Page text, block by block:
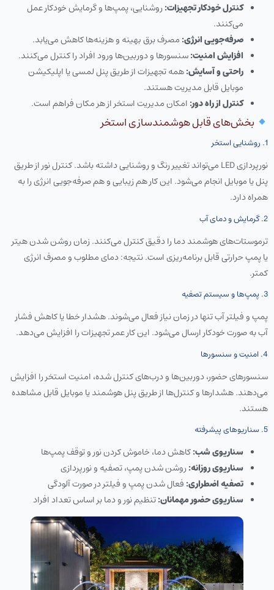
کنترل خودکار تجهیزات:روشنایی، پمپ‌ها و گرمایش خودکار عمل
می‌کنند.
صرفه‌جویی انرژی: مصرف برق بهینه و هزینه‌ها کاهش می‌یابد.
افزایش امنیت:سنسورها و دوربین‌ها ورود افراد را کنترل می‌کنند.
راحتی و آسایش:همه تجهیزات از طریق پنل لمسی یا اپلیکیشن
موبایل قابل مدیریت هستند.
کنترل از راه دور: امکان مدیریت استخر از هر مکان فراهم است.
بخش‌های قابل هوشمندسازی استخر
1. روشنایی استخر
نورپردازی LED می‌تواند تغییر رنگ و روشنایی داشته باشد. کنترل نور از طریق
پنل یا موبایل انجام می‌شود. این کار هم زیبایی و هم صرفه‌جویی انرژی را به
همراه دارد.
2. گرمایش و دمای آب
ترموستات‌های هوشمند دما را دقیق کنترل می‌کنند. زمان روشن شدن هیتر
یا پمپ حرارتی قابل برنامه‌ریزی است. نتیجه: دمای مطلوب و مصرف انرژی
کمتر.
3. پمپ‌ها و سیستم تصفیه
پمپ و فیلتر آب تنها در زمان نیاز فعال می‌شوند. هشدار خطا یا کاهش فشار
آب به صورت خودکار ارسال می‌شود. این کار عمر تجهیزات را افزایش می‌دهد.
4. امنیت و سنسورها
سنسورهای حضور، دوربین‌ها و درب‌های کنترل شده، امنیت استخر را افزایش
می‌دهند. هشدارها و کنترل‌ها از طریق پنل هوشمند یا موبایل قابل مشاهده
هستند.
5. سناریوهای پیشرفته
سناریوی شب:کاهش دما، خاموش کردن نور و توقف پمپ‌ها
سناریوی روزانه:روشن شدن پمپ، تصفیه و نورپردازی
تصفیه اضطراری: فعال شدن پمپ و فیلتر در صورت آلودگی
سناریوی حضور مهمانان:تنظیم نور و دما بر اساس تعداد افراد